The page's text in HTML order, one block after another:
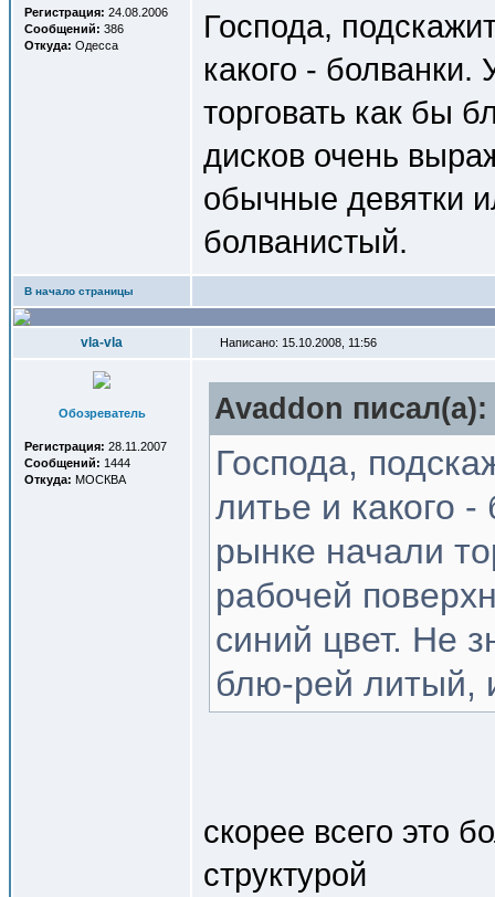
Регистрация: 24.08.2006
Сообщений: 386
Откуда: Одесса
Господа,
какого - болванки.
торговать как бы
дисков очень
обычные девятки
болванистый.
В начало страницы
vla-vla Написано: 15.10.2008, 11:56
Обозреватель
Регистрация: 28.11.2007
Сообщений: 1444
Откуда: МОСКВА
Avaddon писал(a):
Господа,
литье и какого
рынке начали
рабочей
синий цвет. Не
блю-рей литый,
скорее всего это
структурой